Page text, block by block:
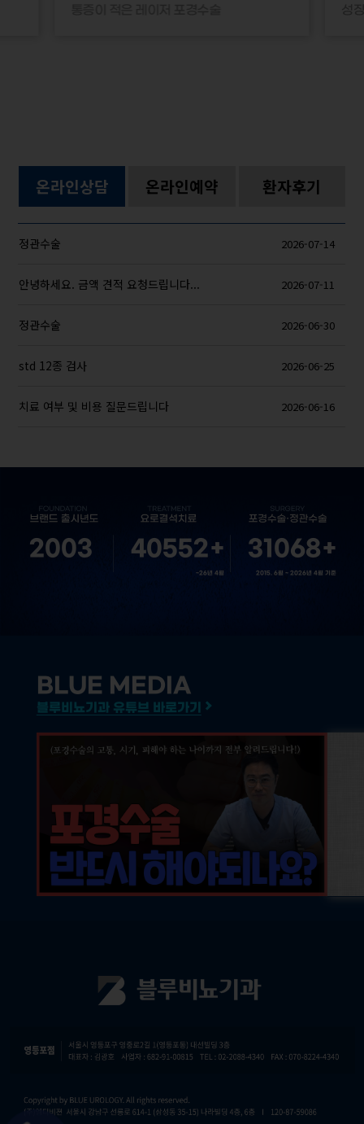
온라인상담 온라인예약 환자후기
정관수술 2026-07-14
안녕하세요. 금액 견적 요청드립니다... 2026-07-11
정관수술 2026-06-30
std 12종 검사 2026-06-25
치료 여부 및 비용 질문드립니다 2026-06-16
2003 40552+
~26년 4월
31068+
2015. 6월 ~ 2026년 4월 기준
BLUE MEDIA
블루비뇨기과 유튜브 바로가기